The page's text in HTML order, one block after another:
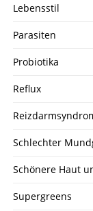
Lebensstil
Parasiten
Probiotika
Reflux
Schlechter
Schönere Haut
Supergreens